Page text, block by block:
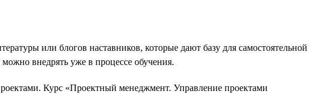
или блогов наставников, которые дают базу для самостоятельной
внедрять уже в процессе обучения.
Курс «Проектный менеджмент. Управление проектами